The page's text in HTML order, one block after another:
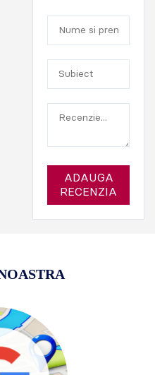
ADAUGA
RECENZIA